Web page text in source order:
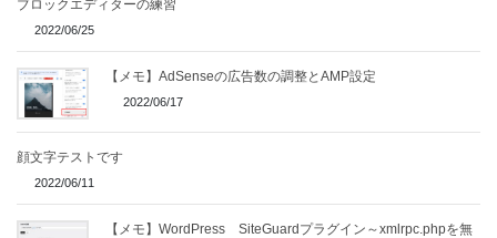
ブロックエディターの練習
2022/06/25
【メモ】AdSenseの広告数の調整とAMP設定
2022/06/17
顔文字テストです
2022/06/11
【メモ】WordPress SiteGuardプラグイン～xmlrpc.phpを無